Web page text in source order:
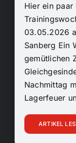
Hier ein paar
03.05.2026
Sanberg Ein
gemütlichen
Nachmittag
Lagerfeuer
ARTIKEL